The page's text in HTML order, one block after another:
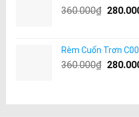
360.000₫
Rèm Cuốn Trơn
360.000₫